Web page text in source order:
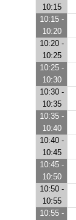
10:15
10:15 -
10:20
10:20 -
10:25
10:25 -
10:30
10:30 -
10:35
10:35 -
10:40
10:40 -
10:45
10:45 -
10:50
10:50 -
10:55
10:55 -